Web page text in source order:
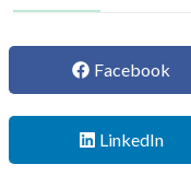
Facebook
LinkedIn